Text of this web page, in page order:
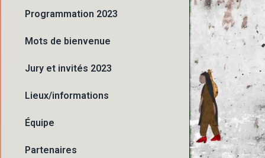
Programmation 2023
Mots de bienvenue
Jury et invités 2023
Lieux/informations
Équipe
Partenaires